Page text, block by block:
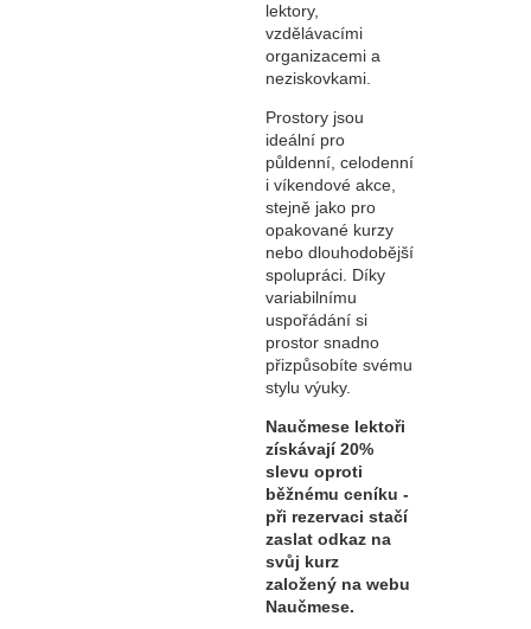
lektory,
vzdělávacími
organizacemi a
neziskovkami.
Prostory jsou
ideální pro
půldenní, celodenní
i víkendové akce,
stejně jako pro
opakované kurzy
nebo dlouhodobější
spolupráci. Díky
variabilnímu
uspořádání si
prostor snadno
přizpůsobíte svému
stylu výuky.
Naučmese lektoři
získávají 20%
slevu oproti
běžnému ceníku -
při rezervaci stačí
zaslat odkaz na
svůj kurz
založený na webu
Naučmese.